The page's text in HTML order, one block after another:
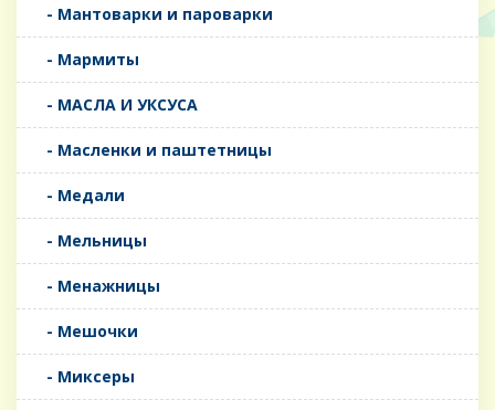
- Мантоварки и пароварки
- Мармиты
- МАСЛА И УКСУСА
- Масленки и паштетницы
- Медали
- Мельницы
- Менажницы
- Мешочки
- Миксеры